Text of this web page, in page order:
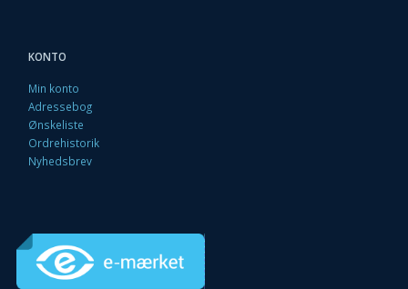
KONTO
Min konto
Adressebog
Ønskeliste
Ordrehistorik
Nyhedsbrev